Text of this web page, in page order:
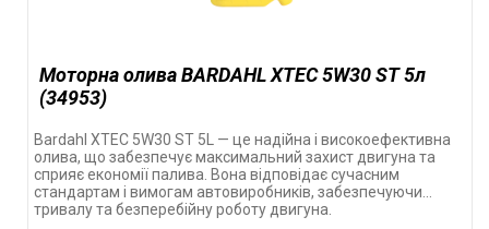
Моторна олива BARDAHL XTEC 5W30 ST 5л
(34953)
Bardahl XTEC 5W30 ST 5L — це надійна і високоефективна
олива, що забезпечує максимальний захист двигуна та
сприяє економії палива. Вона відповідає сучасним
стандартам і вимогам автовиробників, забезпечуючи
тривалу та безперебійну роботу двигуна.